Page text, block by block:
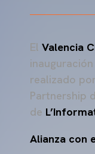
El Valencia
realizado
Partnership
de
Alianza con